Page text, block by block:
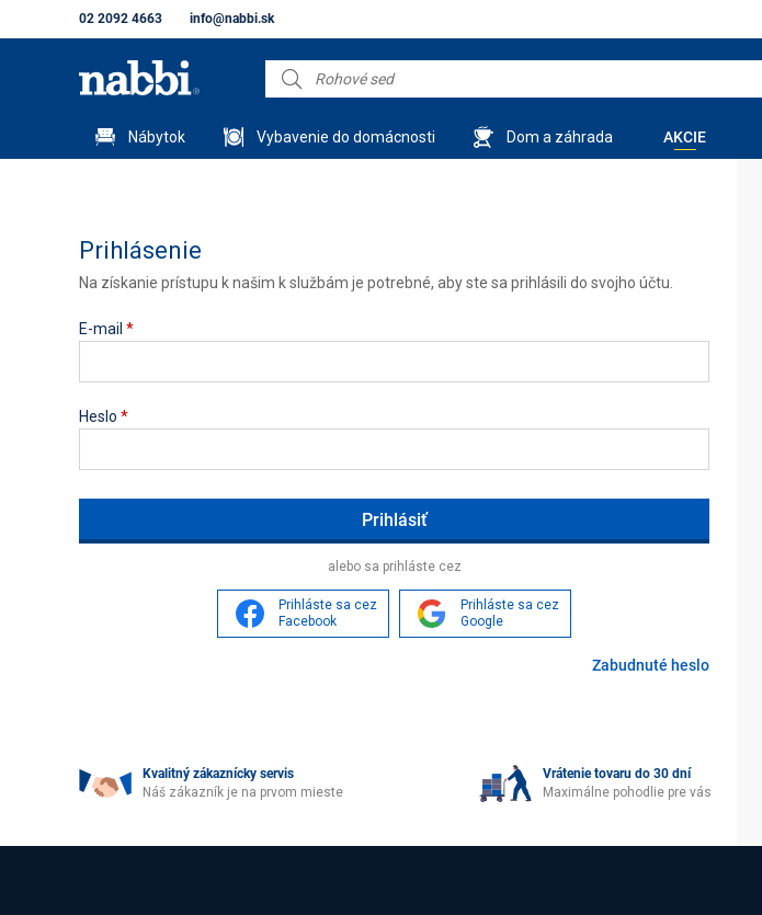
02 2092 4663 info@nabbi.sk
Nábytok Vybavenie do domácnosti Dom a záhrada AKCIE
Prihlásenie
Na získanie prístupu k našim k službám je potrebné, aby ste sa prihlásili do svojho účtu.
E-mail *
Heslo *
alebo sa prihláste cez
Prihláste sa cez
Facebook
Prihláste sa cez
Google
Zabudnuté heslo
Kvalitný zákaznícky servis
Náš zákazník je na prvom mieste
Vrátenie tovaru do 30 dní
Maximálne pohodlie pre vás